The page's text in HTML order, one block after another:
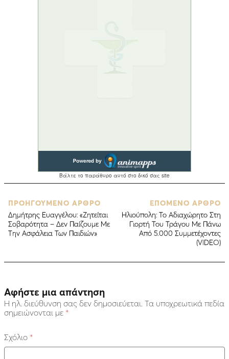
ΠΡΟΗΓΟΥΜΕΝΟ ΑΡΘΡΟ
Δημήτρης Ευαγγέλου: «Ζητείται
Σοβαρότητα – Δεν Παίζουμε Με
Την Ασφάλεια Των Παιδιών»
ΕΠΟΜΕΝΟ ΑΡΘΡΟ
Ηλιούπολη: Το Αδιαχώρητο Στη
Γιορτή Του Τράγου Με Πάνω
Από 5.000 Συμμετέχοντες
(VIDEO)
Αφήστε μια απάντηση
Η ηλ. διεύθυνση σας δεν δημοσιεύεται. Τα υποχρεωτικά πεδία
σημειώνονται με *
Σχόλιο *